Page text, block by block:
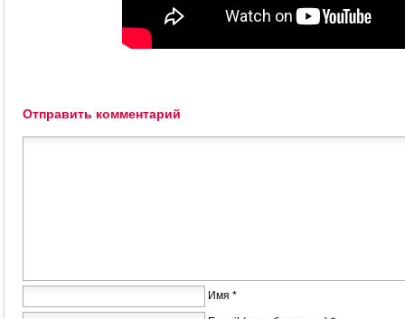
Отправить комментарий
Имя *